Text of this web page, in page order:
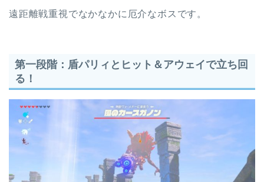
遠距離戦重視でなかなかに厄介なボスです。
第一段階：盾パリィとヒット＆アウェイで立ち回
る！